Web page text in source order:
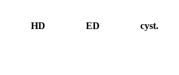
HD ED cyst.